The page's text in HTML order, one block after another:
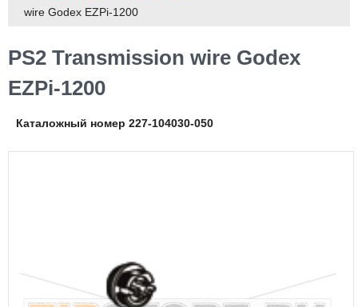
wire Godex EZPi-1200
PS2 Transmission wire Godex
EZPi-1200
Каталожный номер 227-104030-050